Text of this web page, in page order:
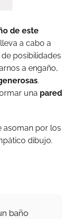
de este
a cabo a
posibilidades
a engaño,
.
una pared
asoman por los
dibujo.
baño